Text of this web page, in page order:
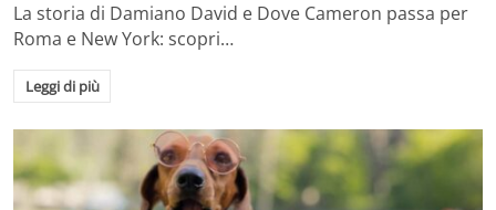
La storia di Damiano David e Dove Cameron passa per
Roma e New York: scopri…
Leggi di più